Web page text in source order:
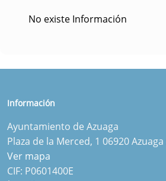
No existe Información
Información
Ayuntamiento de Azuaga
Plaza de la Merced, 1 06920
Ver mapa
CIF: P0601400E